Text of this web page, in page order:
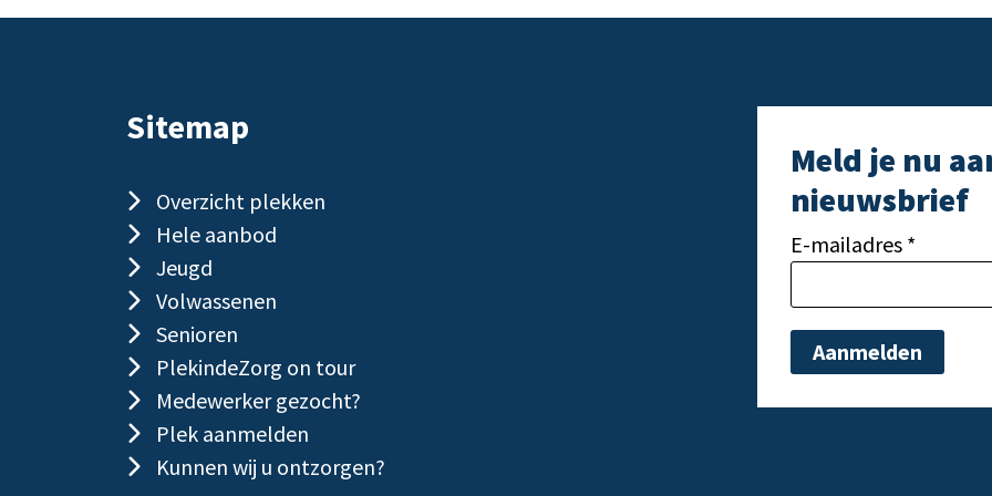
Sitemap
Overzicht plekken
Hele aanbod
Jeugd
Volwassenen
Senioren
PlekindeZorg on tour
Medewerker gezocht?
Plek aanmelden
Kunnen wij u ontzorgen?
Meld je nu
nieuwsbrief
E-mailadres *